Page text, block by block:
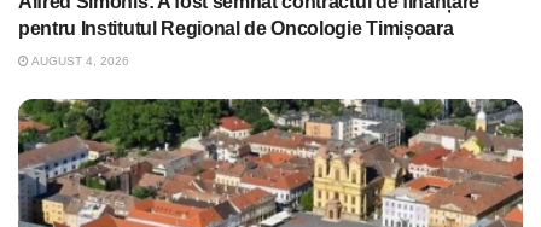
pentru Institutul Regional de Oncologie Timișoara
AUGUST 4, 2026